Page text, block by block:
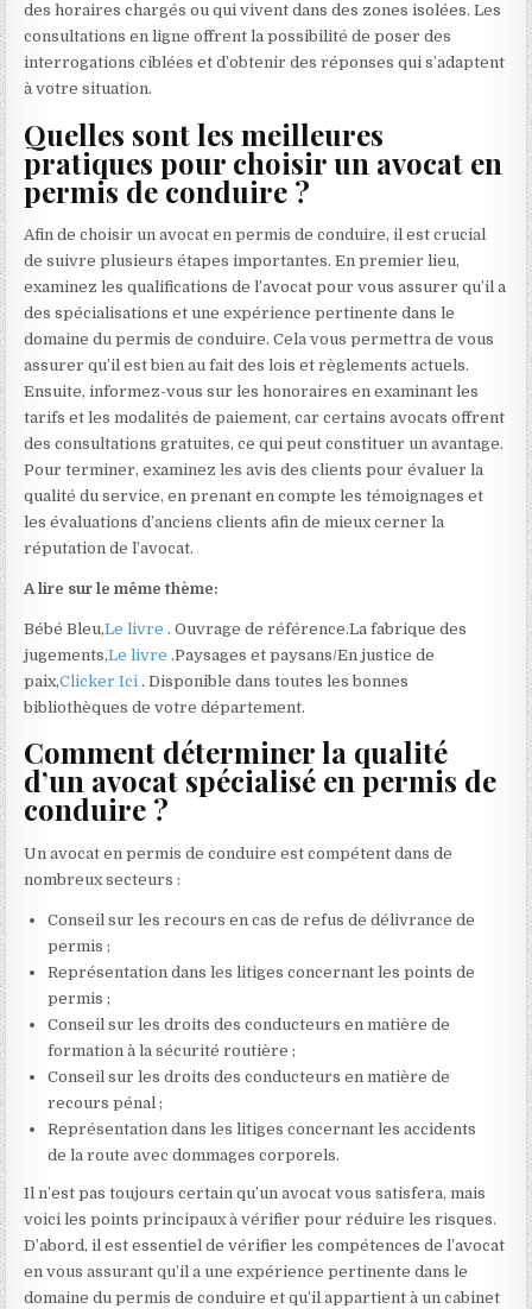
des horaires chargés ou qui vivent dans des zones isolées. Les
consultations en ligne offrent la possibilité de poser des
interrogations ciblées et d’obtenir des réponses qui s’adaptent
à votre situation.
Quelles sont les meilleures
pratiques pour choisir un avocat en
permis de conduire ?
Afin de choisir un avocat en permis de conduire, il est crucial
de suivre plusieurs étapes importantes. En premier lieu,
examinez les qualifications de l’avocat pour vous assurer qu’il a
des spécialisations et une expérience pertinente dans le
domaine du permis de conduire. Cela vous permettra de vous
assurer qu’il est bien au fait des lois et règlements actuels.
Ensuite, informez-vous sur les honoraires en examinant les
tarifs et les modalités de paiement, car certains avocats offrent
des consultations gratuites, ce qui peut constituer un avantage.
Pour terminer, examinez les avis des clients pour évaluer la
qualité du service, en prenant en compte les témoignages et
les évaluations d’anciens clients afin de mieux cerner la
réputation de l’avocat.
A lire sur le même thème:
Bébé Bleu,Le livre . Ouvrage de référence.La fabrique des
jugements,Le livre .Paysages et paysans/En justice de
paix,Clicker Ici . Disponible dans toutes les bonnes
bibliothèques de votre département.
Comment déterminer la qualité
d’un avocat spécialisé en permis de
conduire ?
Un avocat en permis de conduire est compétent dans de
nombreux secteurs :
Conseil sur les recours en cas de refus de délivrance de
permis ;
Représentation dans les litiges concernant les points de
permis ;
Conseil sur les droits des conducteurs en matière de
formation à la sécurité routière ;
Conseil sur les droits des conducteurs en matière de
recours pénal ;
Représentation dans les litiges concernant les accidents
de la route avec dommages corporels.
Il n’est pas toujours certain qu’un avocat vous satisfera, mais
voici les points principaux à vérifier pour réduire les risques.
D’abord, il est essentiel de vérifier les compétences de l’avocat
en vous assurant qu’il a une expérience pertinente dans le
domaine du permis de conduire et qu’il appartient à un cabinet